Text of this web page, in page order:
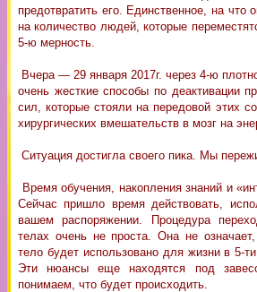
предотвратить его. Единственное, на что
на количество людей, которые
5-ю мерность.
Вчера — 29 января 2017г. через 4-ю
очень жесткие способы по деактивации
сил, которые стояли на передовой этих
хирургических вмешательств в мозг на
Ситуация достигла своего пика. Мы
Время обучения, накопления знаний и
Сейчас пришло время действовать,
вашем распоряжении. Процедура
телах очень не проста. Она не
тело будет использовано для жизни в 5-
Эти нюансы еще находятся под
понимаем, что будет происходить.